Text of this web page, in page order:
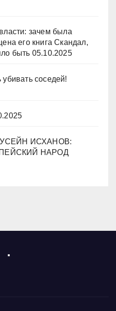
зачем была
его книга Скандал,
быть 05.10.2025
убивать соседей!
ИСХАНОВ:
НАРОД